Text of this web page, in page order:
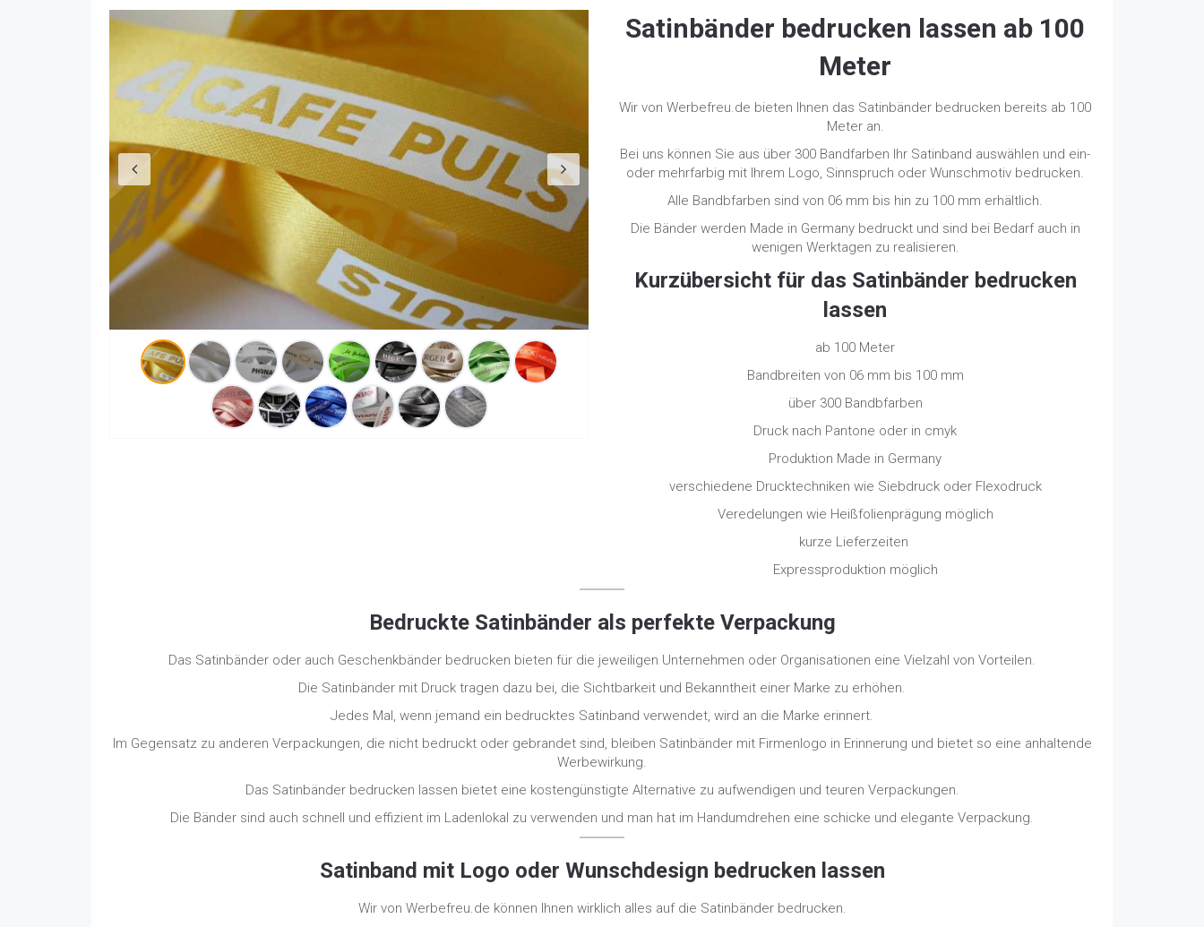
Previous
Satinbänder bedrucken lassen ab 100
Meter
Wir von Werbefreu.de bieten Ihnen das Satinbänder bedrucken bereits ab 100
Meter an.
Bei uns können Sie aus über 300 Bandfarben Ihr Satinband auswählen und ein-
oder mehrfarbig mit Ihrem Logo, Sinnspruch oder Wunschmotiv bedrucken.
Alle Bandbfarben sind von 06 mm bis hin zu 100 mm erhältlich.
Die Bänder werden Made in Germany bedruckt und sind bei Bedarf auch in
wenigen Werktagen zu realisieren.
Kurzübersicht für das Satinbänder bedrucken
lassen
ab 100 Meter
Bandbreiten von 06 mm bis 100 mm
über 300 Bandbfarben
Druck nach Pantone oder in cmyk
Produktion Made in Germany
verschiedene Drucktechniken wie Siebdruck oder Flexodruck
Veredelungen wie Heißfolienprägung möglich
kurze Lieferzeiten
Expressproduktion möglich
Bedruckte Satinbänder als perfekte Verpackung
Das Satinbänder oder auch Geschenkbänder bedrucken bieten für die jeweiligen Unternehmen oder Organisationen eine Vielzahl von Vorteilen.
Die Satinbänder mit Druck tragen dazu bei, die Sichtbarkeit und Bekanntheit einer Marke zu erhöhen.
Jedes Mal, wenn jemand ein bedrucktes Satinband verwendet, wird an die Marke erinnert.
Im Gegensatz zu anderen Verpackungen, die nicht bedruckt oder gebrandet sind, bleiben Satinbänder mit Firmenlogo in Erinnerung und bietet so eine anhaltende
Werbewirkung.
Das Satinbänder bedrucken lassen bietet eine kostengünstigte Alternative zu aufwendigen und teuren Verpackungen.
Die Bänder sind auch schnell und effizient im Ladenlokal zu verwenden und man hat im Handumdrehen eine schicke und elegante Verpackung.
Satinband mit Logo oder Wunschdesign bedrucken lassen
Wir von Werbefreu.de können Ihnen wirklich alles auf die Satinbänder bedrucken.